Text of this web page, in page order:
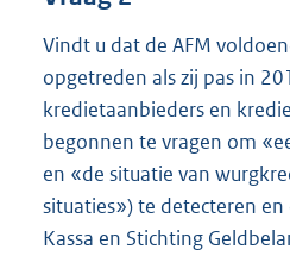
Vindt u dat de AFM
opgetreden als zij pas in
kredietaanbieders en
begonnen te vragen om
en «de situatie van
situaties») te detecteren
Kassa en Stichting